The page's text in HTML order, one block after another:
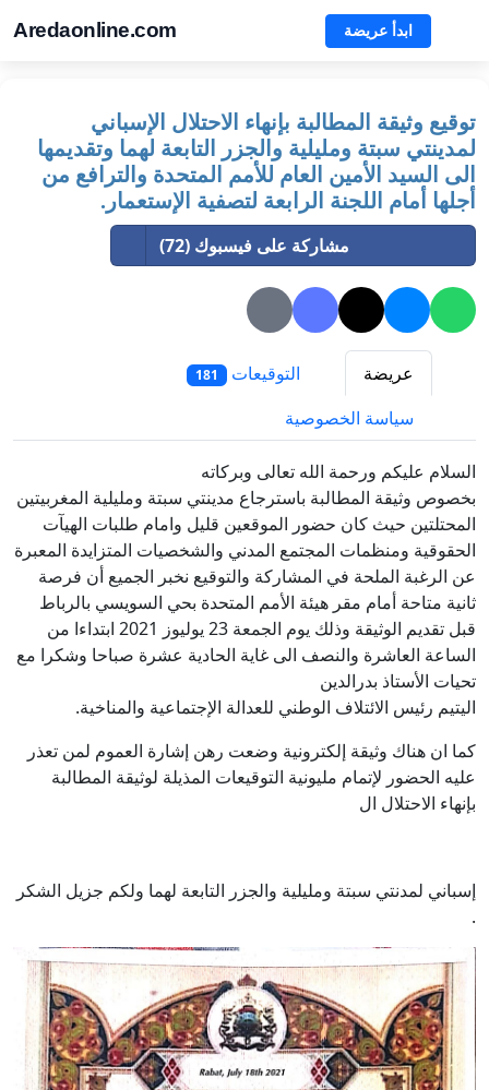
Aredaonline.com ابدأ عريضة
توقيع وثيقة المطالبة بإنهاء الاحتلال الإسباني
لمدينتي سبتة ومليلية والجزر التابعة لهما وتقديمها
الى السيد الأمين العام للأمم المتحدة والترافع من
أجلها أمام اللجنة الرابعة لتصفية الإستعمار.
مشاركة على فيسبوك (72)
عريضة التوقيعات 181
سياسة الخصوصية
السلام عليكم ورحمة الله تعالى وبركاته
بخصوص وثيقة المطالبة باسترجاع مدينتي سبتة ومليلية المغربيتين
المحتلتين حيث كان حضور الموقعين قليل وامام طلبات الهيآت
الحقوقية ومنظمات المجتمع المدني والشخصيات المتزايدة المعبرة
عن الرغبة الملحة في المشاركة والتوقيع نخبر الجميع أن فرصة
ثانية متاحة أمام مقر هيئة الأمم المتحدة بحي السويسي بالرباط
قبل تقديم الوثيقة وذلك يوم الجمعة 23 يوليوز 2021 ابتداءا من
الساعة العاشرة والنصف الى غاية الحادية عشرة صباحا وشكرا مع
تحيات الأستاذ بدرالدين
اليتيم رئيس الائتلاف الوطني للعدالة الإجتماعية والمناخية.
كما ان هناك وثيقة إلكترونية وضعت رهن إشارة العموم لمن تعذر
عليه الحضور لإتمام مليونية التوقيعات المذيلة لوثيقة المطالبة
بإنهاء الاحتلال ال
إسباني لمدنتي سبتة ومليلية والجزر التابعة لهما ولكم جزيل الشكر
.